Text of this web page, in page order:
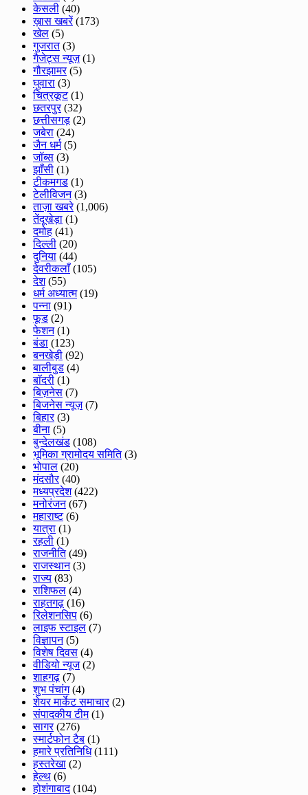
केसली (40)
ख़ास खबरें(173)
खेल (5)
गुजरात(3)
गैजेट्स न्यूज़(1)
गौरझामर(5)
घुवारा (3)
चित्रकूट(1)
छतरपुर(32)
छत्तीसगड़ (2)
जबेरा (24)
जैन धर्म(5)
जॉब्स (3)
झाँसी (1)
टीकमगड (1)
टेलीविजन(3)
ताज़ा खबरे(1,006)
तेंदूखेड़ा (1)
दमोह (41)
दिल्ली (20)
दुनिया (44)
देवरीकलाँ(105)
देश(55)
धर्म अध्यात्म(19)
पन्ना (91)
फूड (2)
फेशन(1)
बंडा (123)
बनखेड़ी (92)
बालीबुड (4)
बाॅदरी (1)
बिज़नेस (7)
बिजनेस न्यूज़(7)
बिहार(3)
बीना (5)
बुन्देलखंड (108)
भूमिका ग्रामोदय समिति(3)
भोपाल (20)
मंदसौर(40)
मध्यप्रदेश(422)
मनोरंजन(67)
महाराष्ट(6)
यात्रा (1)
रहली (1)
राजनीति(49)
राजस्थान(3)
राज्य (83)
राशिफल (4)
राहतगढ़ (16)
रिलेशनसिप (6)
लाइफ स्टाइल (7)
विज्ञापन(5)
विशेष दिवस (4)
वीडियो न्यूज(2)
शाहगढ़ (7)
शुभ पंचांग(4)
शेयर मार्केट समाचार(2)
संपादकीय टीम(1)
सागर(276)
स्मार्टफोन टैब (1)
हमारे प्रतिनिधि(111)
हस्तरेखा (2)
हेल्थ (6)
होशंगाबाद(104)